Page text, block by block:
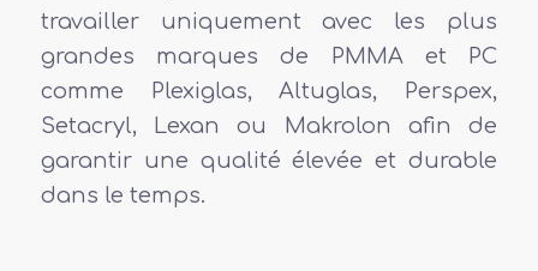
travailler uniquement avec les plus
grandes marques de PMMA et PC
comme Plexiglas, Altuglas, Perspex,
Setacryl, Lexan ou Makrolon afin de
garantir une qualité élevée et durable
dans le temps.